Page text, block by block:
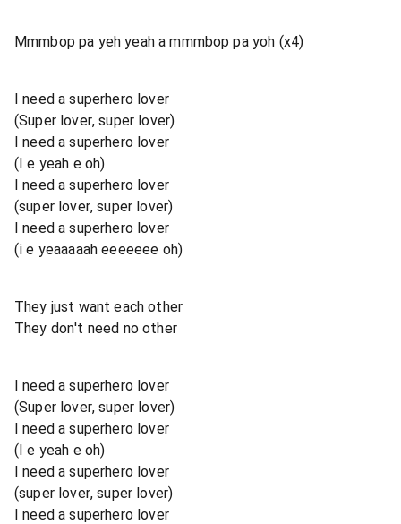
Mmmbop pa yeh yeah a mmmbop pa yoh (x4)
I need a superhero lover
(Super lover, super lover)
I need a superhero lover
(I e yeah e oh)
I need a superhero lover
(super lover, super lover)
I need a superhero lover
(i e yeaaaaah eeeeeee oh)
They just want each other
They don't need no other
I need a superhero lover
(Super lover, super lover)
I need a superhero lover
(I e yeah e oh)
I need a superhero lover
(super lover, super lover)
I need a superhero lover